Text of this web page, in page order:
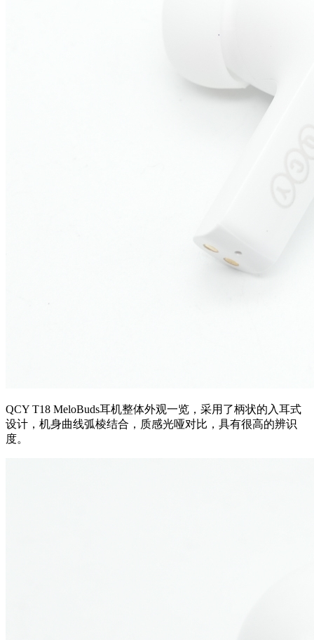
QCY T18 MeloBuds耳机整体外观一览， 采用了柄状的入耳式
设计，机身曲线弧棱结合，质感光哑对比，具有很高的辨识
度。